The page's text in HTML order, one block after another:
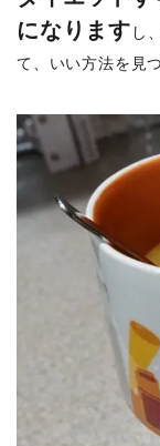
になります し
て、いい方法を見